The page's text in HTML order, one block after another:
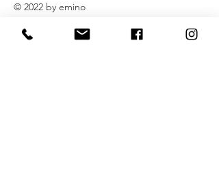
© 2022 by emino